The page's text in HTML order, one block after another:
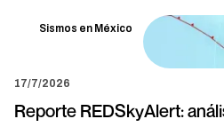
Sismos en México
17/7/2026
Reporte REDSkyAlert: